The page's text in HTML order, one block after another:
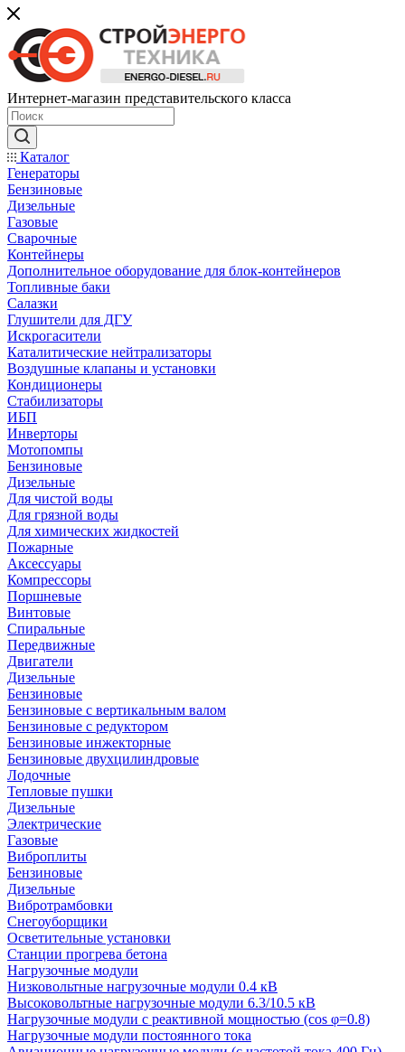
Интернет-магазин представительского класса
Каталог
Генераторы
Бензиновые
Дизельные
Газовые
Сварочные
Контейнеры
Дополнительное оборудование для блок-контейнеров
Топливные баки
Салазки
Глушители для ДГУ
Искрогасители
Каталитические нейтрализаторы
Воздушные клапаны и установки
Кондиционеры
Стабилизаторы
ИБП
Инверторы
Мотопомпы
Бензиновые
Дизельные
Для чистой воды
Для грязной воды
Для химических жидкостей
Пожарные
Аксессуары
Компрессоры
Поршневые
Винтовые
Спиральные
Передвижные
Двигатели
Дизельные
Бензиновые
Бензиновые с вертикальным валом
Бензиновые с редуктором
Бензиновые инжекторные
Бензиновые двухцилиндровые
Лодочные
Тепловые пушки
Дизельные
Электрические
Газовые
Виброплиты
Бензиновые
Дизельные
Вибротрамбовки
Снегоуборщики
Осветительные установки
Станции прогрева бетона
Нагрузочные модули
Низковольтные нагрузочные модули 0.4 кВ
Высоковольтные нагрузочные модули 6.3/10.5 кВ
Нагрузочные модули с реактивной мощностью (cos φ=0.8)
Нагрузочные модули постоянного тока